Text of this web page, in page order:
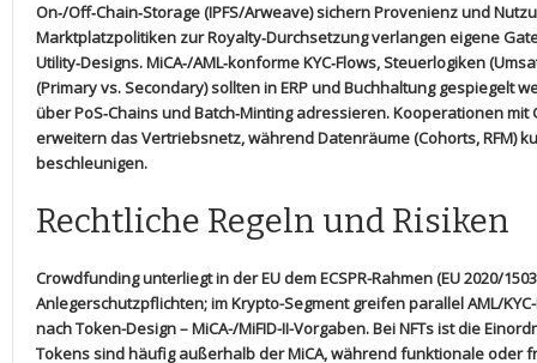
On‑/Off‑Chain‑Storage ​(IPFS/Arweave)⁤ sichern Provenienz und⁤
Marktplatzpolitiken zurRoyalty‑Durchsetzungverlangen‌ eigene
Utility‑Designs.MiCA‑/AML‑konforme ​KYC‑Flows, Steuerlogiken
(Primary vs. Secondary) sollten in ERP ⁣und ⁢Buchhaltung gespiegelt
überPoS‑ChainsundBatch‑Mintingadressieren. Kooperationen mit
erweitern das Vertriebsnetz, währendDatenräume (Cohorts, RFM)
beschleunigen.
Rechtliche Regeln und Risiken
Crowdfundingunterliegt in der EU dem​ ECSPR-Rahmen ‍(EU 2020/
Anlegerschutzpflichten; im Krypto-Segment greifen parallel AML/
nach Token-Design – MiCA-/MiFID-II-Vorgaben. ‍BeiNFTsist ⁣die
Tokens sind häufig außerhalb ⁣der MiCA, während ⁣funktionale oder